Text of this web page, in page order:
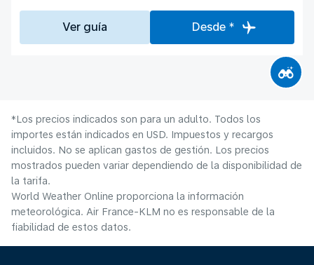
Ver guía Desde *
*Los precios indicados son para un adulto. Todos los
importes están indicados en USD. Impuestos y recargos
incluidos. No se aplican gastos de gestión. Los precios
mostrados pueden variar dependiendo de la disponibilidad de
la tarifa.
World Weather Online proporciona la información
meteorológica. Air France-KLM no es responsable de la
fiabilidad de estos datos.